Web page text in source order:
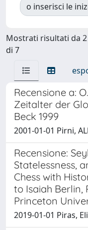
o inserisci le
Mostrati risultati da 2
di 7
Recensione a:
Zeitalter der
Beck 1999
2001-01-01 Pirni,
Recensione:
Statelessness,
Chess with
to Isaiah Berlin,
Princeton
2019-01-01 Piras,